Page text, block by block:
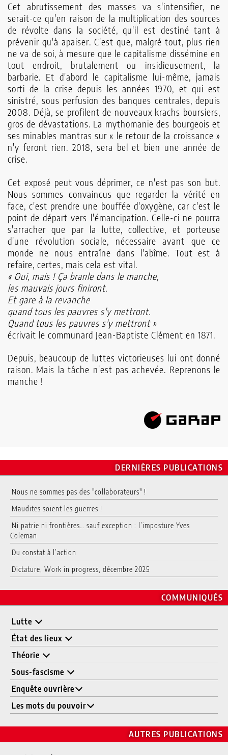
Cet abrutissement des masses va s'inten­sifier, ne
serait-ce qu'en raison de la multiplication des sources
de révolte dans la société, qu'il est destiné tant à
prévenir qu'à apaiser. C'est que, malgré tout, plus rien
ne va de soi, à mesure que le capitalisme dissémine en
tout endroit, brutalement ou insi­dieusement, la
barbarie. Et d'abord le capitalisme lui-même, jamais
sorti de la crise depuis les années 1970, et qui est
sinistré, sous perfusion des banques centrales, depuis
2008. Déjà, se profilent de nouveaux krachs boursiers,
gros de dévastations. La mythomanie des bourgeois et
ses minables mantras sur « le retour de la croissance »
n'y feront rien. 2018, sera bel et bien une année de
crise.
Cet exposé peut vous déprimer, ce n'est pas son but.
Nous sommes convaincus que regarder la vérité en
face, c'est prendre une bouffée d'oxygène, car c'est le
point de départ vers l'émancipation. Celle-ci ne pourra
s'arracher que par la lutte, collective, et porteuse
d'une révolution sociale, nécessaire avant que ce
monde ne nous entraîne dans l'abîme. Tout est à
refaire, certes, mais cela est vital.
« Oui, mais ! Ça branle dans le manche,
les mauvais jours finiront.
Et gare à la revanche
quand tous les pauvres s'y mettront.
Quand tous les pauvres s'y mettront »
écrivait le communard Jean-Baptiste Clément en 1871.
Depuis, beaucoup de luttes victorieuses lui ont donné
raison. Mais la tâche n'est pas achevée. Reprenons le
manche !
DERNIÈRES PUBLICATIONS
Nous ne sommes pas des "collaborateurs" !
Maudites soient les guerres !
Ni patrie ni frontières… sauf exception : l’imposture Yves
Coleman
Du constat à l’action
Dictature, Work in progress, décembre 2025
COMMUNIQUÉS
Lutte
État des lieux
Théorie
Sous-fascisme
Enquête ouvrière
Les mots du pouvoir
AUTRES PUBLICATIONS